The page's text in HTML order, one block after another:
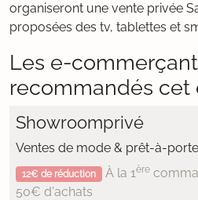
organiseront une vente privée
proposées des tv, tablettes et
Les e-
recommandés cet
Showroomprivé
Ventes de mode & prêt-à-
12€ de réduction À la 1ère
50€ d'achats